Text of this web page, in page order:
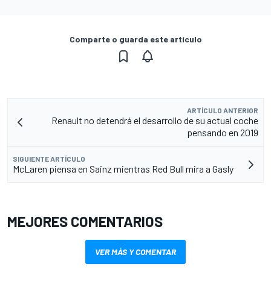
Comparte o guarda este artículo
ARTÍCULO ANTERIOR
Renault no detendrá el desarrollo de su actual coche
pensando en 2019
SIGUIENTE ARTÍCULO
McLaren piensa en Sainz mientras Red Bull mira a Gasly
MEJORES COMENTARIOS
VER MÁS Y COMENTAR